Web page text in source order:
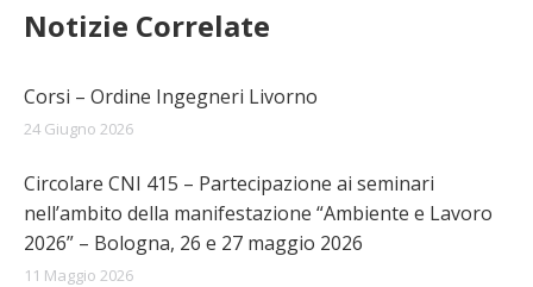
Notizie Correlate
Corsi – Ordine Ingegneri Livorno
24 Giugno 2026
Circolare CNI 415 – Partecipazione ai seminari
nell’ambito della manifestazione “Ambiente e Lavoro
2026” – Bologna, 26 e 27 maggio 2026
11 Maggio 2026